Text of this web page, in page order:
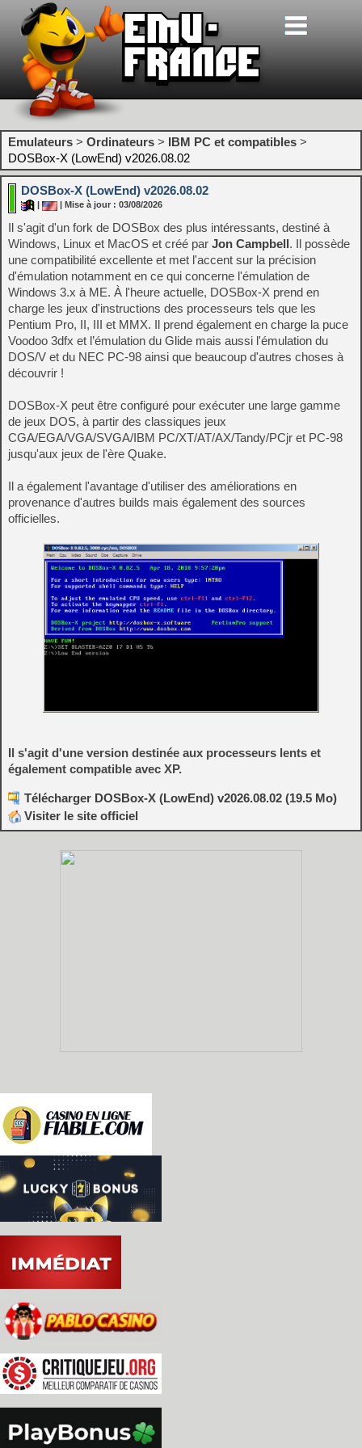
Emulateurs > Ordinateurs > IBM PC et compatibles >
DOSBox-X (LowEnd) v2026.08.02
DOSBox-X (LowEnd) v2026.08.02
| Mise à jour : 03/08/2026
Il s'agit d'un fork de DOSBox des plus intéressants, destiné à
Windows, Linux et MacOS et créé par Jon Campbell. Il possède
une compatibilité excellente et met l'accent sur la précision
d'émulation notamment en ce qui concerne l'émulation de
Windows 3.x à ME. À l'heure actuelle, DOSBox-X prend en
charge les jeux d'instructions des processeurs tels que les
Pentium Pro, II, III et MMX. Il prend également en charge la puce
Voodoo 3dfx et l’émulation du Glide mais aussi l'émulation du
DOS/V et du NEC PC-98 ainsi que beaucoup d'autres choses à
découvrir !
DOSBox-X peut être configuré pour exécuter une large gamme
de jeux DOS, à partir des classiques jeux
CGA/EGA/VGA/SVGA/IBM PC/XT/AT/AX/Tandy/PCjr et PC-98
jusqu'aux jeux de l'ère Quake.
Il a également l'avantage d'utiliser des améliorations en
provenance d'autres builds mais également des sources
officielles.
Il s'agit d'une version destinée aux processeurs lents et
également compatible avec XP.
Télécharger DOSBox-X (LowEnd) v2026.08.02 (19.5 Mo)
Visiter le site officiel